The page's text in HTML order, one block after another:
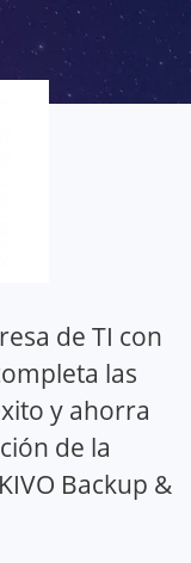
de TI con
las
y ahorra
de la
Backup &